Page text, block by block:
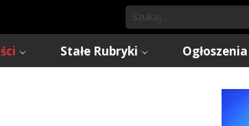
Stałe Rubryki Ogłoszenia